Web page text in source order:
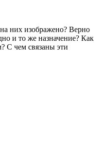
них изображено? Верно
и то же назначение? Как
С чем связаны эти